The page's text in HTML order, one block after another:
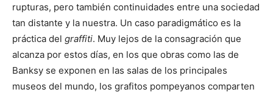
rupturas, pero también continuidades entre una sociedad
tan distante y la nuestra. Un caso paradigmático es la
práctica del graffiti. Muy lejos de la consagración que
alcanza por estos días, en los que obras como las de
Banksy se exponen en las salas de los principales
museos del mundo, los grafitos pompeyanos comparten